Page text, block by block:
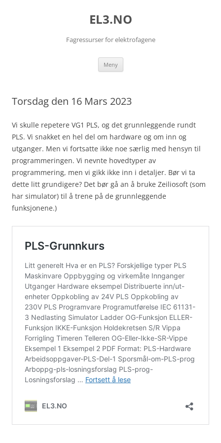
EL3.NO
Fagressurser for elektrofagene
Meny Hopp
innhold
Torsdag den 16 Mars 2023
Vi skulle repetere VG1 PLS, og det grunnleggende rundt
PLS. Vi snakket en hel del om hardware og om inn og
utganger. Men vi fortsatte ikke noe særlig med hensyn til
programmeringen. Vi nevnte hovedtyper av
programmering, men vi gikk ikke inn i detaljer. Bør vi ta
dette litt grundigere? Det bør gå an å bruke Zeiliosoft (som
har simulator) til å trene på de grunnleggende
funksjonene.)